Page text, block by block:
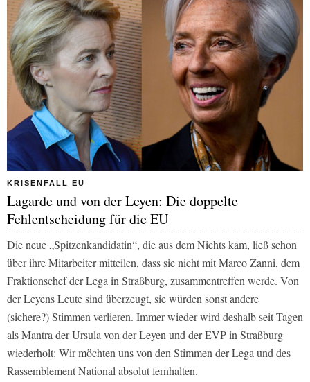
KRISENFALL EU
Lagarde und von der Leyen: Die doppelte
Fehlentscheidung für die EU
Die neue „Spitzenkandidatin“, die aus dem Nichts kam, ließ schon
über ihre Mitarbeiter mitteilen, dass sie nicht mit Marco Zanni, dem
Fraktionschef der Lega in Straßburg, zusammentreffen werde. Von
der Leyens Leute sind überzeugt, sie würden sonst andere
(sichere?) Stimmen verlieren. Immer wieder wird deshalb seit Tagen
als Mantra der Ursula von der Leyen und der EVP in Straßburg
wiederholt: Wir möchten uns von den Stimmen der Lega und des
Rassemblement National absolut fernhalten.